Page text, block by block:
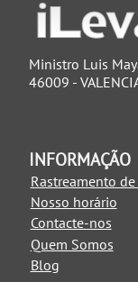
Ministro Luis
46009 -
INFORMAÇÃO
Rastreamento
Nosso horário
Contacte-nos
Quem Somos
Blog